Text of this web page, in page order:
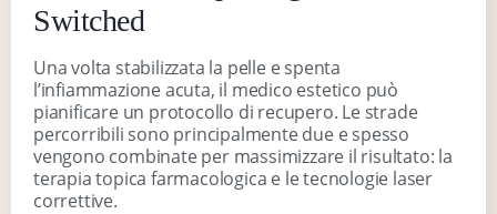
Switched
Una volta stabilizzata la pelle e spenta
l’infiammazione acuta, il medico estetico può
pianificare un protocollo di recupero. Le strade
percorribili sono principalmente due e spesso
vengono combinate per massimizzare il risultato: la
terapia topica farmacologica e le tecnologie laser
correttive.